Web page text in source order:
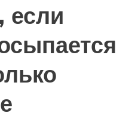
если